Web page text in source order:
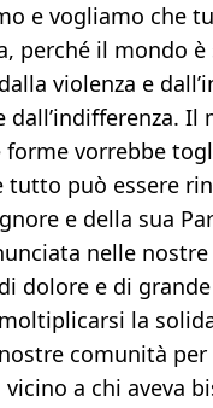
e vogliamo che
perché il mondo è
violenza e
dall’indifferenza. Il
forme vorrebbe
tutto può essere
e della sua
nelle
dolore e di
la
comunità per
a chi aveva